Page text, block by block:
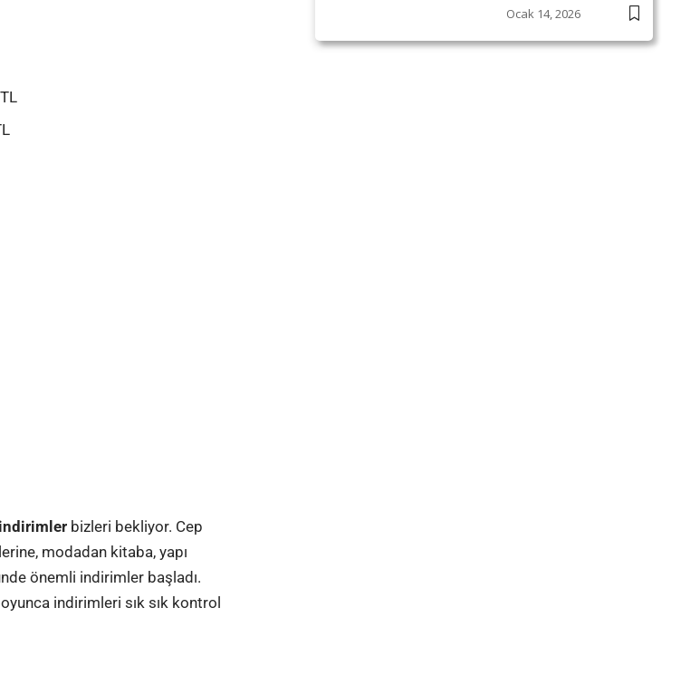
bizleri bekliyor. Cep
modadan kitaba, yapı
önemli indirimler başladı.
indirimleri sık sık kontrol
Ocak 14, 2026